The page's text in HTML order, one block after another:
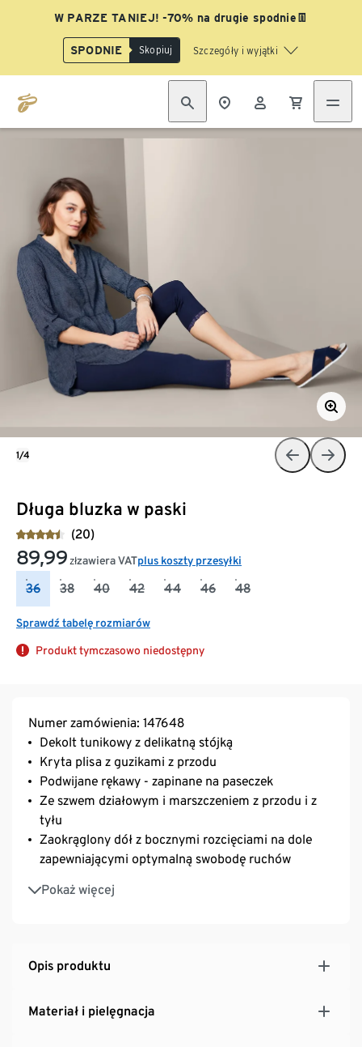
W PARZE TANIEJ! -70% na drugie spodnie👖
SPODNIE Skopiuj Szczegóły i wyjątki
Długa bluzka w paski
(20)
89,99 złzawiera VATplus koszty przesyłki
36 38 40 42 44 46 48
Sprawdź tabelę rozmiarów
Produkt tymczasowo niedostępny
1/4
Numer zamówienia: 147648
Dekolt tunikowy z delikatną stójką
Kryta plisa z guzikami z przodu
Podwijane rękawy - zapinane na paseczek
Ze szwem działowym i marszczeniem z przodu i z
tyłu
Zaokrąglony dół z bocznymi rozcięciami na dole
zapewniającymi optymalną swobodę ruchów
Pokaż więcej
Delikatnie przedłużony tył
Zaszewki na biuście podkreślają kobiecą sylwetkę
Opis produktu
Materiał i pielęgnacja